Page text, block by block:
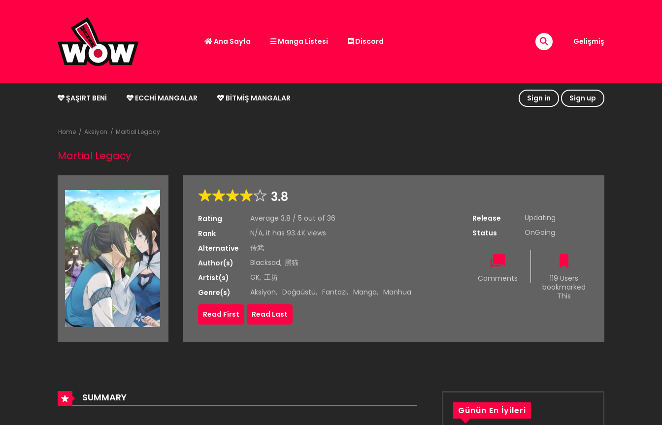
Ana Sayfa Manga Listesi Discord Gelişmiş
ŞAŞIRT BENI ECCHI MANGALAR BITMIŞ MANGALAR Sign in Sign up
Home Aksiyon Martial Legacy
Martial Legacy
3.8
Rating Average 3.8 / 5 out of 36
Rank
N/A, it has 93.4K views
Alternative
传武
Author(s)
Blacksad, 黑猫
Artist(s)
GK, 工坊
Genre(s)
Aksiyon, Doğaüstü, Fantazi, Manga, Manhua
Release
Updating
Status
OnGoing
Comments
119 Users
bookmarked
This
Read First
Read Last
SUMMARY
Günün En İyileri